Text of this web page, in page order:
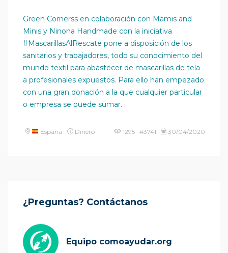
Green Cornerss en colaboración con Mamis and
Minis y Ninona Handmade con la iniciativa
#MascarillasAlRescate pone a disposición de los
sanitarios y trabajadores, todo su conocimiento del
mundo textil para abastecer de mascarillas de tela
a profesionales expuestos. Para ello han empezado
con una gran donación a la que cualquier particular
o empresa se puede sumar.
España Dinero 1295 #3741 30/04/2020
¿Preguntas? Contáctanos
Equipo comoayudar.org